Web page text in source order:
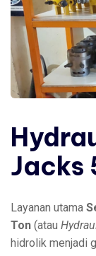
Jacks
Layanan utama
Ton (atau
hidrolik menjadi